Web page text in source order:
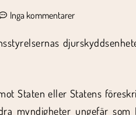
Inga kommentarer
Staten eller Statens
ungefär som